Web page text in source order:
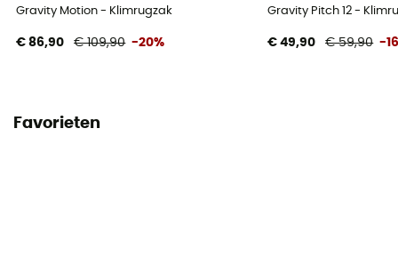
Gravity Motion - Klimrugzak
€ 86,90 € 109,90 -20%
Gravity Pitch 12 -
€ 49,90 € 59,90 -
Favorieten